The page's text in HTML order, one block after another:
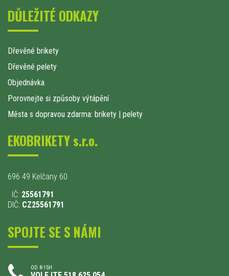
DŮLEŽITÉ ODKAZY
Dřevěné brikety
Dřevěné pelety
Objednávka
Porovnejte si způsoby výtápění
Města s dopravou zdarma: brikety | pelety
EKOBRIKETY s.r.o.
696 49 Kelčany 60
IČ: 25561791
DIČ: CZ25561791
SPOJTE SE S NÁMI
OD 8-15H